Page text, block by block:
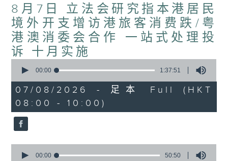
8月7日 立法会研究指本港居民
境外开支增访港旅客消费跌/粤
港澳消委会合作 一站式处理投
诉 十月实施
seconds
1
hour,
37
minutes,
51
seconds
00:00 1:37:51
07/08/2026 - 足本 Full (HKT
08:00 - 10:00)
seconds
00:00 50:50